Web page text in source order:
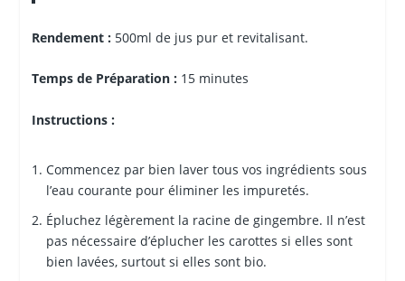
Rendement :500ml de jus pur et revitalisant.
Temps de Préparation :15 minutes
Instructions :
Commencez par bien laver tous vos ingrédients sous
l’eau courante pour éliminer les impuretés.
Épluchez légèrement la racine de gingembre. Il n’est
pas nécessaire d’éplucher les carottes si elles sont
bien lavées, surtout si elles sont bio.